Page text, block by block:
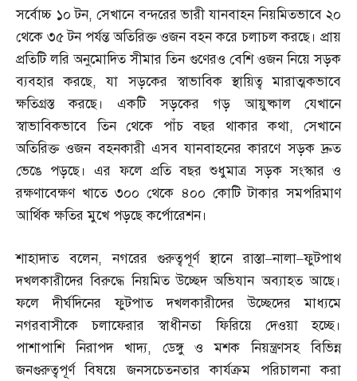
সর্বোচ্চ ১০ টন,সেখানে বন্দরের ভারী যানবাহন নিয়মিতভাবে ২০
থেকে ৩৫ টন পর্যন্ত অতিরিক্ত ওজন বহন করে চলাচল করছে। প্রায়
প্রতিটি লরি অনুমোদিত সীমার তিন গুণেরও বেশি ওজন নিয়ে সড়ক
ব্যবহার করছে,যা সড়কের স্বাভাবিক স্থায়িত্ব মারাত্মকভাবে
ক্ষতিগ্রস্ত করছে। একটি সড়কের গড় আয়ুষ্কাল যেখানে
স্বাভাবিকভাবে তিন থেকে পাঁচ বছর থাকার কথা,সেখানে
অতিরিক্ত ওজন বহনকারী এসব যানবাহনের কারণে সড়ক দ্রুত
ভেঙে পড়ছে। এর ফলে প্রতি বছর শুধুমাত্র সড়ক সংস্কার ও
রক্ষণাবেক্ষণ খাতে ৩০০ থেকে ৪০০ কোটি টাকার সমপরিমাণ
আর্থিক ক্ষতির মুখে পড়ছে কর্পোরেশন।
শাহাদাত বলেন,নগরের গুরুত্বপূর্ণ স্থানে রাস্তা–নালা–ফুটপাথ
দখলকারীদের বিরুদ্ধে নিয়মিত উচ্ছেদ অভিযান অব্যাহত আছে।
ফলে দীর্ঘদিনের ফুটপাত দখলকারীদের উচ্ছেদের মাধ্যমে
নগরবাসীকে চলাফেরার স্বাধীনতা ফিরিয়ে দেওয়া হচ্ছে।
পাশাপাশি নিরাপদ খাদ্য, ডেঙ্গু ও মশক নিয়ন্ত্রণসহ বিভিন্ন
জনগুরুত্বপূর্ণ বিষয়ে জনসচেতনতার কার্যক্রম পরিচালনা করা